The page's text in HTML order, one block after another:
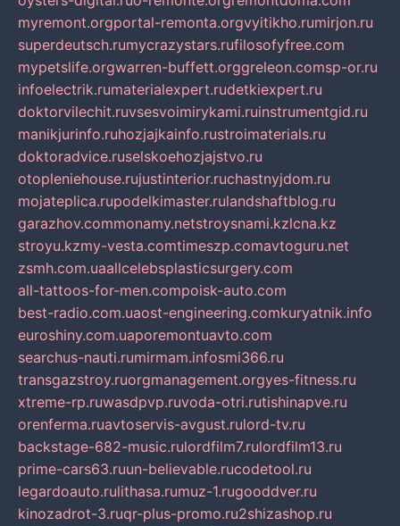
myremont.orgportal-remonta.orgvyitikho.rumirjon.ru
superdeutsch.rumycrazystars.rufilosofyfree.com
mypetslife.orgwarren-buffett.orggreleon.comsp-or.ru
infoelectrik.rumaterialexpert.rudetkiexpert.ru
doktorvilechit.ruvsesvoimirykami.ruinstrumentgid.ru
manikjurinfo.ruhozjajkainfo.rustroimaterials.ru
doktoradvice.ruselskoehozjajstvo.ru
otopleniehouse.rujustinterior.ruchastnyjdom.ru
mojateplica.rupodelkimaster.rulandshaftblog.ru
garazhov.commonamy.netstroysnami.kzlcna.kz
stroyu.kzmy-vesta.comtimeszp.comavtoguru.net
zsmh.com.uaallcelebsplasticsurgery.com
all-tattoos-for-men.compoisk-auto.com
best-radio.com.uaost-engineering.comkuryatnik.info
euroshiny.com.uaporemontuavto.com
searchus-nauti.rumirmam.infosmi366.ru
transgazstroy.ruorgmanagement.orgyes-fitness.ru
xtreme-rp.ruwasdpvp.ruvoda-otri.rutishinapve.ru
orenferma.ruavtoservis-avgust.rulord-tv.ru
backstage-682-music.rulordfilm7.rulordfilm13.ru
prime-cars63.ruun-believable.rucodetool.ru
legardoauto.rulithasa.rumuz-1.rugooddver.ru
kinozadrot-3.ruqr-plus-promo.ru2shizashop.ru